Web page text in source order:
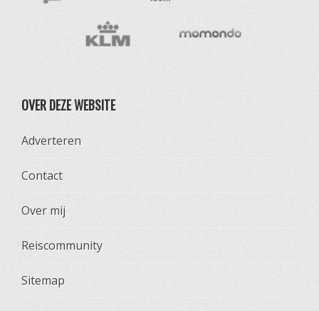
OVER DEZE WEBSITE
Adverteren
Contact
Over mij
Reiscommunity
Sitemap